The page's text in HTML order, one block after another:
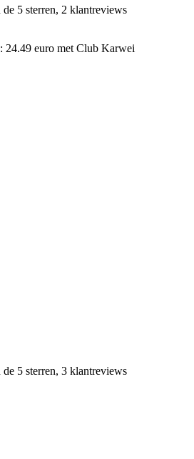
5 sterren, 2 klantreviews
24.49 euro met Club Karwei
5 sterren, 3 klantreviews